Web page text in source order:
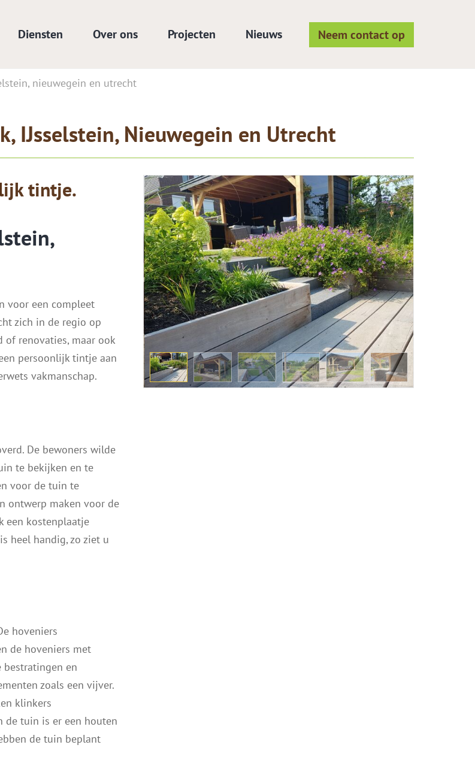
Neem contact op
Diensten Over ons Projecten Nieuws
nieuwegein en utrecht
IJsselstein, Nieuwegein en Utrecht
tintje.
voor een compleet
zich in de regio op
of renovaties, maar ook
persoonlijk tintje aan
vakmanschap.
De bewoners wilde
te bekijken en te
voor de tuin te
ontwerp maken voor de
een kostenplaatje
heel handig, zo ziet u
hoveniers
de hoveniers met
en
zoals een vijver.
klinkers
de tuin is er een houten
de tuin beplant